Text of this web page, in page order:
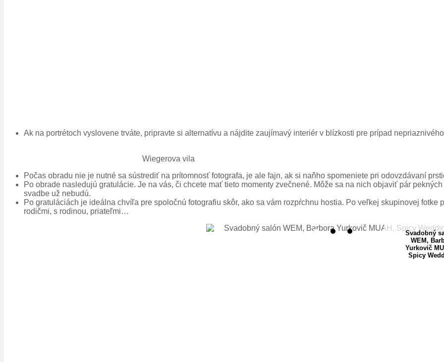
Ak na portrétoch vyslovene trváte, pripravte si alternatívu a nájdite zaujímavý interiér v blízkosti pre prípad
Wiegerova vila
Počas obradu nie je nutné sa sústrediť na prítomnosť fotografa, je ale fajn, ak si naňho spomeniete pri odovzdávaní
Po obrade nasledujú gratulácie. Je na vás, či chcete mať tieto momenty zvečnené. Môže sa na nich objaviť pár
svadbe už nebudú.
Po gratuláciách je ideálna chvíľa pre spoločnú fotografiu skôr, ako sa vám rozpŕchnu hostia. Po veľkej skupinovej
rodičmi, s rodinou, priateľmi…
Svadobný
WEM,
Yurkovič
Spicy